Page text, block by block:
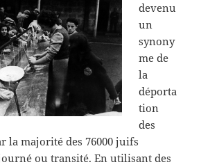
devenu
un
synony
me de
la
déporta
tion
des
la majorité des 76000 juifs
ou transité. En utilisant des